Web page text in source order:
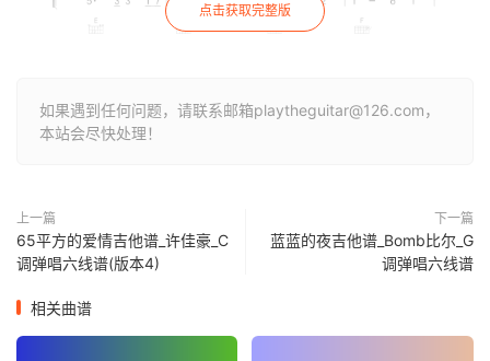
点击获取完整版
如果遇到任何问题，请联系邮箱playtheguitar@126.com，
本站会尽快处理！
上一篇
65平方的爱情吉他谱_许佳豪_C
调弹唱六线谱(版本4)
下一篇
蓝蓝的夜吉他谱_Bomb比尔_G
调弹唱六线谱
相关曲谱